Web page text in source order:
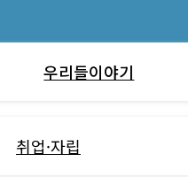
우리들이야기
취업·자립